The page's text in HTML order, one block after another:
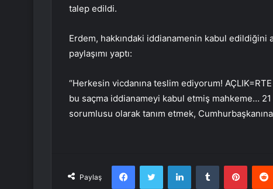
talep edildi.
Erdem, hakkındaki iddianamenin kabul edildiğini
paylaşımı yaptı:
“Herkesin vicdanına teslim ediyorum!
bu saçma iddianameyi kabul etmiş mahkeme… 21
sorumlusu olarak tanım etmek,
Paylaş
FacebookTwitter LinkedInTumblr